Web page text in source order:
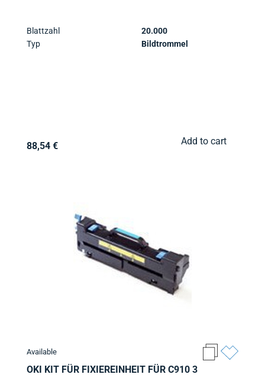
Blattzahl
Typ
20.000
Bildtrommel
88,54 € Add to cart
Available
OKI KIT FÜR FIXIEREINHEIT FÜR C910 3